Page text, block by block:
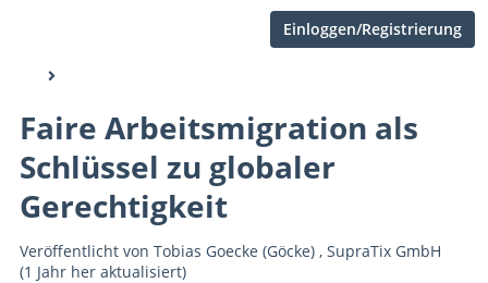
Einloggen/Registrierung
Faire Arbeitsmigration als
Schlüssel zu globaler
Gerechtigkeit
Veröffentlicht von Tobias Goecke (Göcke), SupraTix GmbH
(1 Jahr her aktualisiert)